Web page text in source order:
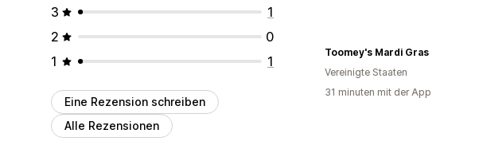
3
1
2
0
1
1
Eine Rezension schreiben
Alle Rezensionen
Toomey's Mardi Gras
Vereinigte Staaten
31 minuten mit der App